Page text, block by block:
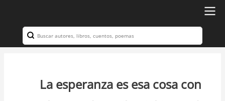
contenido
principal
Navegación
Search
La esperanza es esa cosa con